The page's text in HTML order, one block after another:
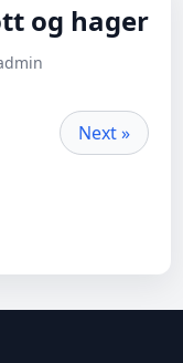
og hager
Next »